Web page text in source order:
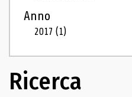
Anno
2017(1)
Ricerca